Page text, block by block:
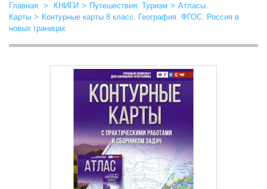
Главная > КНИГИ > Путешествия. Туризм > Атласы.
Карты > Контурные карты 8 класс. География. ФГОС. Россия в
новых границах